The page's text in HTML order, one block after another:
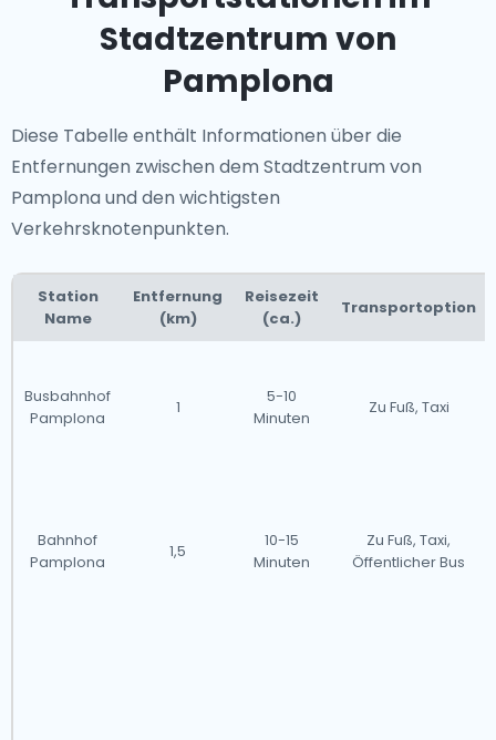
Stadtzentrum von
Pamplona
Diese Tabelle enthält Informationen über die
Entfernungen zwischen dem Stadtzentrum von
Pamplona und den wichtigsten
Verkehrsknotenpunkten.
Station
Name
Entfernung
(km)
Reisezeit
(ca.)
Transportoption
Busbahnhof
Pamplona
1
5-10
Minuten
Zu Fuß, Taxi
Bahnhof
Pamplona
1,5
10-15
Minuten
Zu Fuß, Taxi,
Öffentlicher Bus